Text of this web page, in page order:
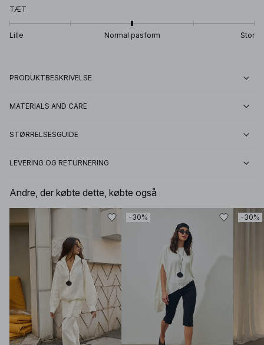
TÆT
Lille Normal pasform Stor
PRODUKTBESKRIVELSE
MATERIALS AND CARE
STØRRELSESGUIDE
LEVERING OG RETURNERING
Andre, der købte dette, købte også
-30% -30%